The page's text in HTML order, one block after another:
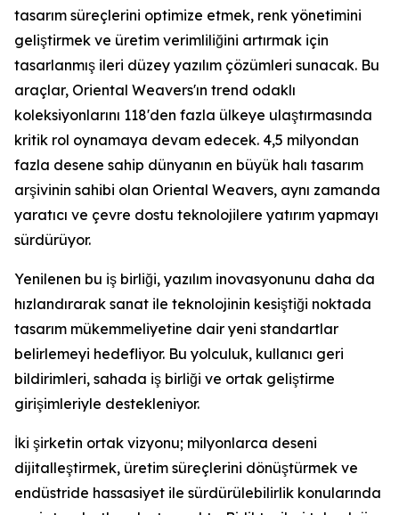
tasarım süreçlerini optimize etmek, renk yönetimini
geliştirmek ve üretim verimliliğini artırmak için
tasarlanmış ileri düzey yazılım çözümleri sunacak. Bu
araçlar, Oriental Weavers'ın trend odaklı
koleksiyonlarını 118'den fazla ülkeye ulaştırmasında
kritik rol oynamaya devam edecek. 4,5 milyondan
fazla desene sahip dünyanın en büyük halı tasarım
arşivinin sahibi olan Oriental Weavers, aynı zamanda
yaratıcı ve çevre dostu teknolojilere yatırım yapmayı
sürdürüyor.
Yenilenen bu iş birliği, yazılım inovasyonunu daha da
hızlandırarak sanat ile teknolojinin kesiştiği noktada
tasarım mükemmeliyetine dair yeni standartlar
belirlemeyi hedefliyor. Bu yolculuk, kullanıcı geri
bildirimleri, sahada iş birliği ve ortak geliştirme
girişimleriyle destekleniyor.
İki şirketin ortak vizyonu; milyonlarca deseni
dijitalleştirmek, üretim süreçlerini dönüştürmek ve
endüstride hassasiyet ile sürdürülebilirlik konularında